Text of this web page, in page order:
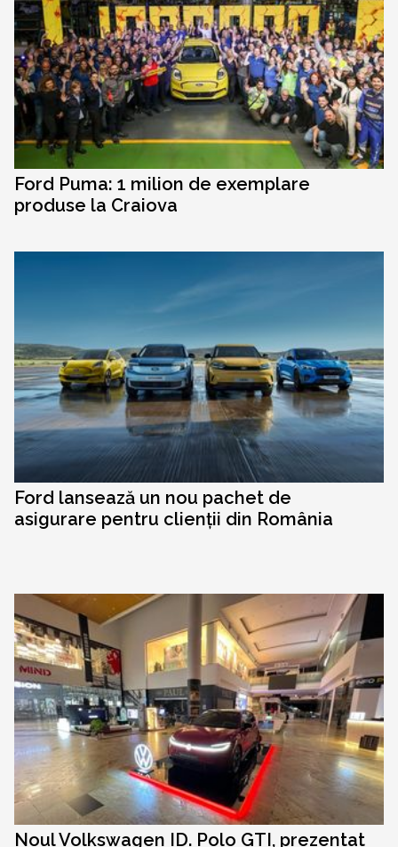
Ford Puma: 1 milion de exemplare
produse la Craiova
Ford lansează un nou pachet de
asigurare pentru clienții din România
Noul Volkswagen ID. Polo GTI, prezentat